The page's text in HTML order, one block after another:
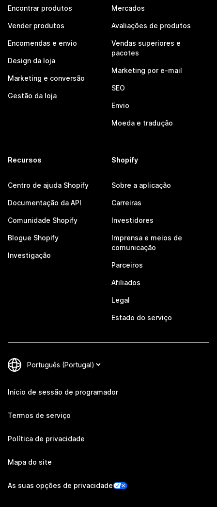
Encontrar produtos
Vender produtos
Encomendas e envio
Design da loja
Marketing e conversão
Gestão da loja
Mercados
Avaliações de produtos
Vendas superiores e
pacotes
Marketing por e-mail
SEO
Envio
Moeda e tradução
Recursos
Centro de ajuda Shopify
Documentação da API
Comunidade Shopify
Blogue Shopify
Investigação
Shopify
Sobre a aplicação
Carreiras
Investidores
Imprensa e meios de
comunicação
Parceiros
Afiliados
Legal
Estado do serviço
Início de sessão de programador
Termos de serviço
Política de privacidade
Mapa do site
As suas opções de privacidade